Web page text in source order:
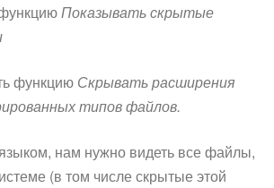
Показывать скрытые
функцию Скрывать расширения
типов файлов.
нам нужно видеть все файлы,
(в том числе скрытые этой